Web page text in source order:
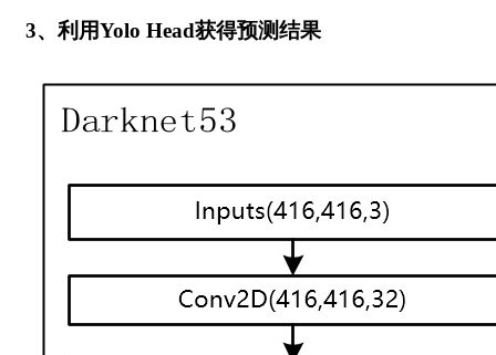
3、利用Yolo Head获得预测结果